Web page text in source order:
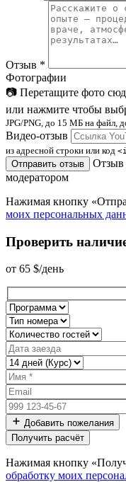
Отзыв *
Фотографии
📷 Перетащите фото
или нажмите чтобы
JPG/PNG, до 15 МБ на файл,
Видео-отзыв
из адресной строки или код
Отправить отзыв
Отзыв
модератором
Нажимая кнопку
моих персональных
Проверить
от 65 $/день
Добавить пожелания
Нажимая кнопку
обработку моих